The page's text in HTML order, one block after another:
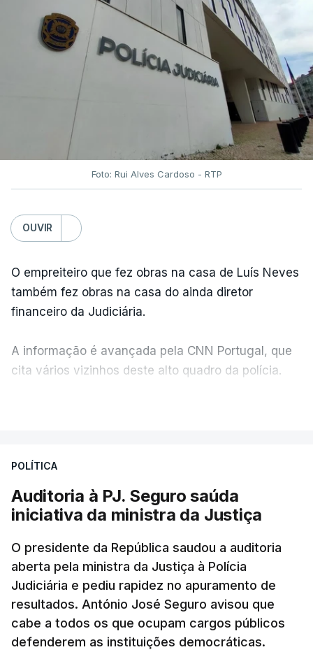
Foto: Rui Alves Cardoso - RTP
OUVIR
O empreiteiro que fez obras na casa de Luís Neves
também fez obras na casa do ainda diretor
financeiro da Judiciária.
A informação é avançada pela CNN Portugal, que
cita vários vizinhos deste alto quadro da polícia.
apreendido numa operação de droga.
POLÍTICA
Auditoria à PJ. Seguro saúda
iniciativa da ministra da Justiça
O presidente da República saudou a auditoria
aberta pela ministra da Justiça à Polícia
Judiciária e pediu rapidez no apuramento de
resultados. António José Seguro avisou que
cabe a todos os que ocupam cargos públicos
defenderem as instituições democráticas.